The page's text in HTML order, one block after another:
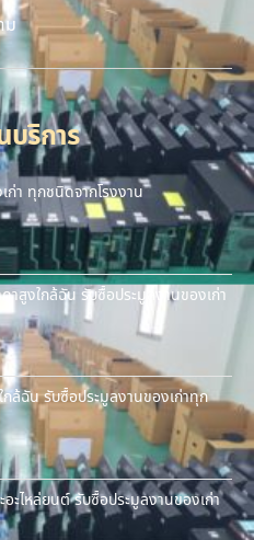
ม
บริการ
ก่า ทุกชนิดจากโรงงาน
คาสูงใกล้ฉัน รับซื้อประมูลงานของเก่า
กล้ฉัน รับซื้อประมูลงานของเก่าทุก
ะไหล่ยนต์ รับซื้อประมูลงานของเก่า